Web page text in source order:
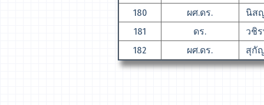
180
ผศ.ดร.
นิส
181
ดร.
วชิ
182
ผศ.ดร. สุกั